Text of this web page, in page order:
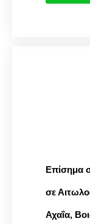
Επίσημα
σε
Αχαΐα,